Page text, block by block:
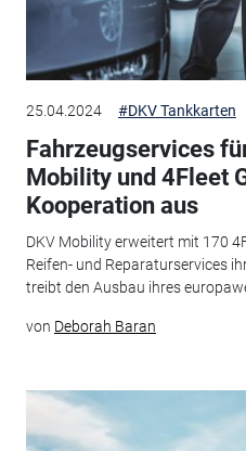
25.04.2024 #DKV Tankkarten
Fahrzeugservices
Mobility und 4Fleet
Kooperation aus
DKV Mobility erweitert mit 170
Reifen- und Reparaturservices
treibt den Ausbau ihres
von Deborah Baran